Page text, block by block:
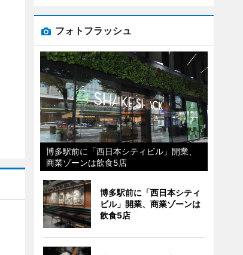
フォトフラッシュ
博多駅前に「西日本シティビル」開業、
商業ゾーンは飲食5店
博多駅前に「西日本シティ
ビル」開業、商業ゾーンは
飲食5店